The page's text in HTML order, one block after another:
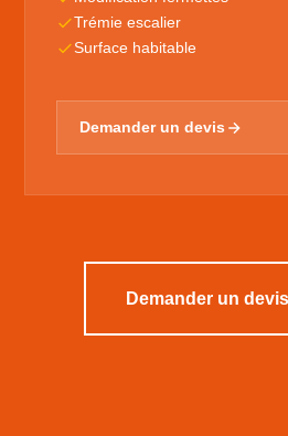
Trémie escalier
Surface habitable
Demander un devis
Demander un